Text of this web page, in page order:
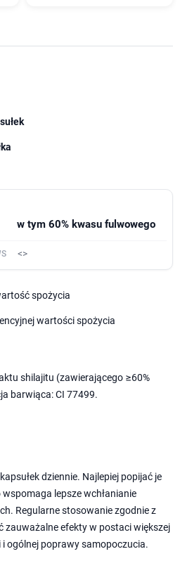
w tym 60% kwasu fulwowego
<>
spożycia
wartości spożycia
shilajitu (zawierającego ≥60%
barwiąca: CI 77499.
dziennie. Najlepiej popijać je
lepsze wchłanianie
Regularne stosowanie zgodnie z
zauważalne efekty w postaci większej
i ogólnej poprawy samopoczucia.